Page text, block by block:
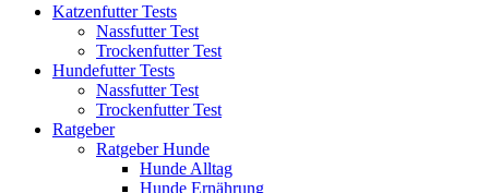
Katzenfutter Tests
Nassfutter Test
Trockenfutter Test
Hundefutter Tests
Nassfutter Test
Trockenfutter Test
Ratgeber
Ratgeber Hunde
Hunde Alltag
Hunde Ernährung